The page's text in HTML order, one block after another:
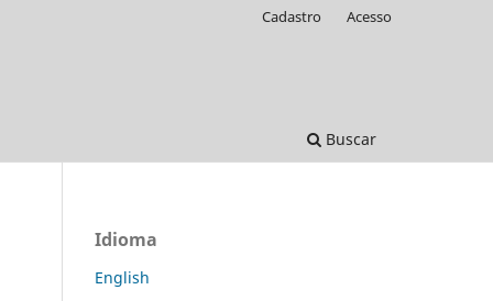
Buscar
Cadastro Acesso
Idioma
English